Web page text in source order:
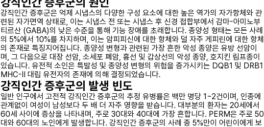
강직인간 증후군은 억제 시냅스의 다양한 구성 요소에 대한 높은 역가의 자가항체와 관
련된 자가면역 상태로, 이는 시냅스 전 또는 시냅스 후 신경 접합부에서 감마-아미노부
티르산 (GABA)의 낮은 수준을 통해 기능 장애를 초래합니다. 종양성 형태는 모든 사례
의 5%에서 10%를 차지하며, 이는 암피피신에 대한 항체와 덜 자주 게피린에 대한 항체
의 존재로 특징지어집니다. 종양성 변형과 관련된 가장 흔한 악성 종양은 유방 선암이
며, 그 다음으로 대장 선암, 소세포 폐암, 흉선 및 갑상선의 악성 종양, 호지킨 림프종이
있습니다. 유전적 소인은 특발성 및 종양성 변형의 위험을 증가시키는 DQB1 및 DRB1
MHC-II 대립 유전자의 존재에 의해 결정되었습니다.
강직인간 증후군의 발생 빈도
일반 인구에서 고전적 강직인간 증후군의 추정 유병률은 백만 명당 1~2건이며, 인종에
관계없이 여성이 남성보다 두 배 더 자주 영향을 받습니다. 대부분의 환자는 20세에서
60세 사이에 증상을 나타내며, 주로 30대와 40대에 가장 흔합니다. PERM은 주로 50
대와 60대의 노인에게 발생합니다. 강직인간 증후군의 사례 중 5%만이 어린이에게 보